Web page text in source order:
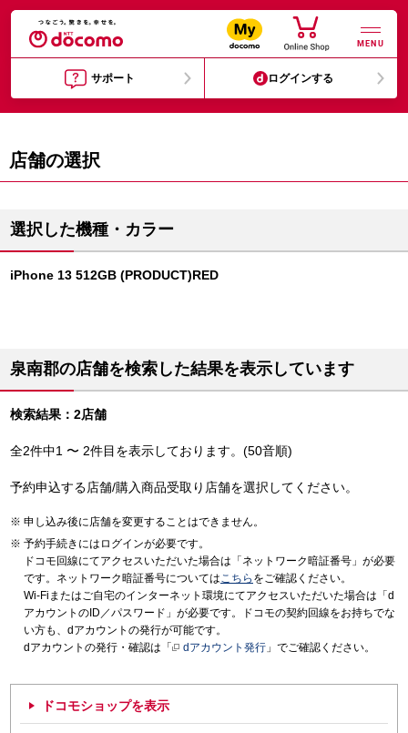
MENU
サポート ログインする
店舗の選択
選択した機種・カラー
iPhone 13 512GB (PRODUCT)RED
泉南郡の店舗を検索した結果を表示しています
検索結果：2店舗
全2件中1 〜 2件目を表示しております。(50音順)
予約申込する店舗/購入商品受取り店舗を選択してください。
申し込み後に店舗を変更することはできません。
予約手続きにはログインが必要です。
ドコモ回線にてアクセスいただいた場合は「ネットワーク暗証番号」が必要
です。ネットワーク暗証番号についてはこちら をご確認ください。
Wi-Fiまたはご自宅のインターネット環境にてアクセスいただいた場合は「d
アカウントのID／パスワード」が必要です。ドコモの契約回線をお持ちでな
い方も、dアカウントの発行が可能です。
dアカウントの発行・確認は「
dアカウント発行 」でご確認ください。
ドコモショップを表示